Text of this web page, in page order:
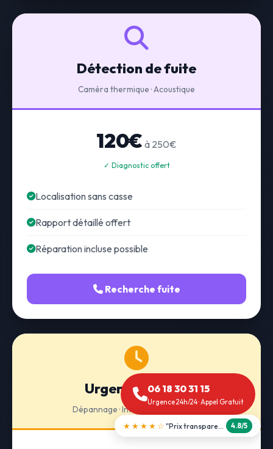
Détection de fuite
Caméra thermique · Acoustique
120€ à 250€
✓ Diagnostic offert
Localisation sans casse
Rapport détaillé offert
Réparation incluse possible
Recherche fuite
Urgence 24h/24
Dépannage · Intervention express
06 18 30 31 15
Urgence 24h/24 · Appel Gratuit
★★★★★ "Intervention dimanche soir" 5.0/5